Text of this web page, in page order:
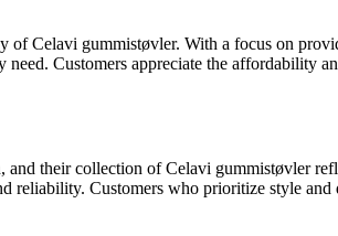
Celavi gummistøvler. With a focus on
Customers appreciate the
their collection of Celavi gummistøvler
reliability. Customers who prioritize style